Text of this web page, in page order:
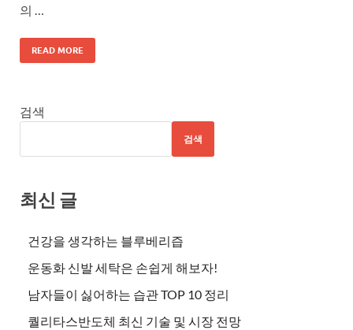
의 …
READ MORE
검색
검색
최신 글
건강을 생각하는 블루베리즙
운동화 신발 세탁은 손쉽게 해보자!
남자들이 싫어하는 습관 TOP 10 정리
퀄리타스반도체 최신 기술 및 시장 전망